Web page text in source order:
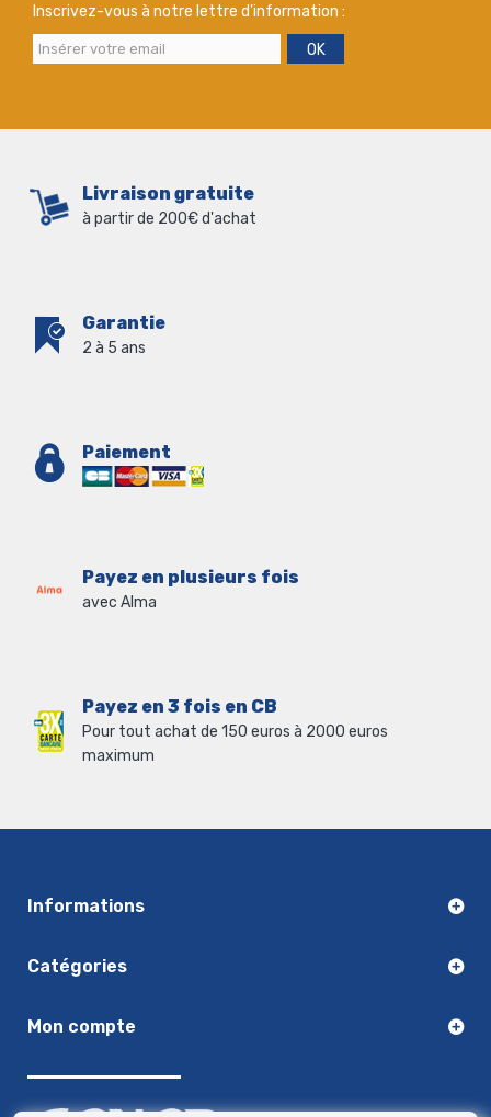
Inscrivez-vous à notre lettre d'information :
OK
Livraison gratuite
à partir de 200€ d'achat
Garantie
2 à 5 ans
Paiement
Payez en plusieurs fois
avec Alma
Payez en 3 fois en CB
Pour tout achat de 150 euros à 2000 euros
maximum
Informations
Catégories
Mon compte